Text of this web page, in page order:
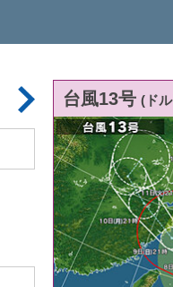
台風13号 (ド